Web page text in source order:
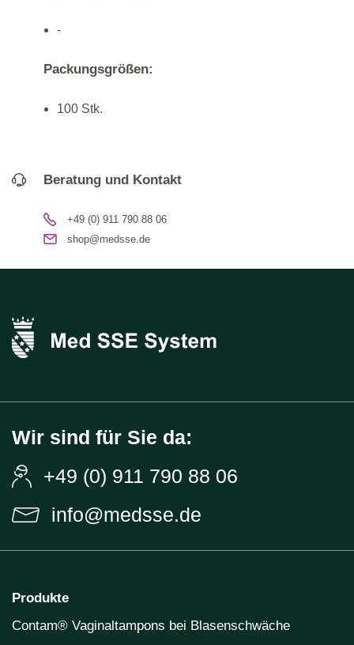
-
Packungsgrößen:
100 Stk.
Beratung und Kontakt
+49 (0) 911 790 88 06
shop@medsse.de
Wir sind für Sie da:
+49 (0) 911 790 88 06
info@medsse.de
Produkte
Contam® Vaginaltampons bei Blasenschwäche